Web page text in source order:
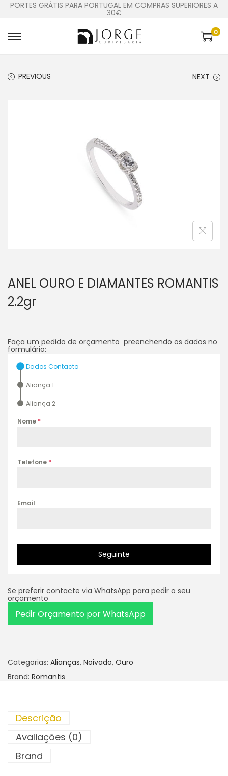
PORTES GRÁTIS PARA PORTUGAL EM COMPRAS SUPERIORES A
30€
0
PREVIOUS NEXT
ANEL OURO E DIAMANTES ROMANTIS
2.2gr
Faça um pedido de orçamento preenchendo os dados no
formulário:
Dados Contacto
Aliança 1
Aliança 2
Nome *
Telefone *
Email
Seguinte
Se preferir contacte via WhatsApp para pedir o seu
orçamento
Pedir Orçamento por WhatsApp
Categorias: Alianças, Noivado, Ouro
Brand: Romantis
Descrição
Avaliações (0)
Brand